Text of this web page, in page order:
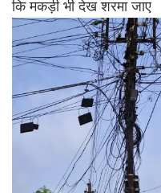
कि मकड़ी भी देख शरमा जाए